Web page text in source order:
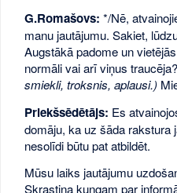
G.Romašovs: */Nē,
manu jautājumu. Sakiet,
Augstākā padome un
normāli vai arī viņus
smiekli, troksnis, aplausi.)
Priekšsēdētājs: Es
domāju, ka uz šāda rakstura
nesolīdi būtu pat atbildēt.
Mūsu laiks jautājumu
Skrastiņa kungam par